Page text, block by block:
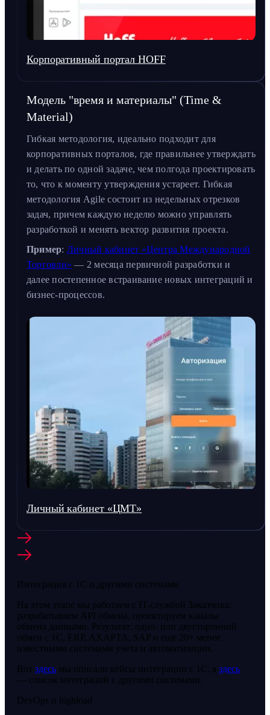
Корпоративный портал HOFF
Модель "время и материалы" (Time &
Material)
Гибкая методология, идеально подходит для
корпоративных порталов, где правильнее утверждать
и делать по одной задаче, чем полгода проектировать
то, что к моменту утверждения устареет. Гибкая
методология Agile состоит из недельных отрезков
задач, причем каждую неделю можно управлять
разработкой и менять вектор развития проекта.
Пример: Личный кабинет «Центра Международной
Торговли» — 2 месяца первичной разработки и
далее постепенное встраивание новых интеграций и
бизнес-процессов.
Личный кабинет «ЦМТ»
Интеграция с 1С и другими системами
На этом этапе мы работаем с IT-службой Заказчика:
разрабатываем API обмена, проектируем каналы
обмена данными. Результат: одно- или двусторонний
обмен с 1С, ERP, AXAPTA, SAP и еще 20+ менее
известными системами учета и автоматизации.
Вот здесь мы описали кейсы интеграции с 1С, а здесь
— список интеграций с другими системами.
DevOps и highload